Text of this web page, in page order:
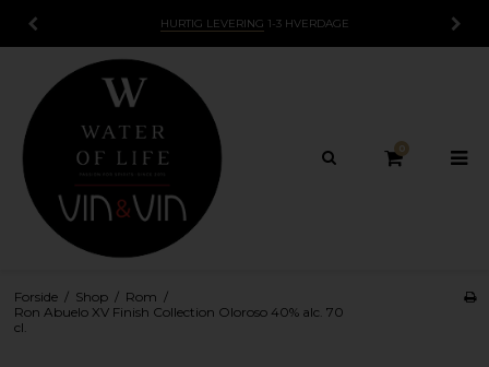
15 DAGESFORTRYDELSESRET
0
Forside / Shop / Rom /
Ron Abuelo XV Finish Collection Oloroso 40% alc. 70
cl.